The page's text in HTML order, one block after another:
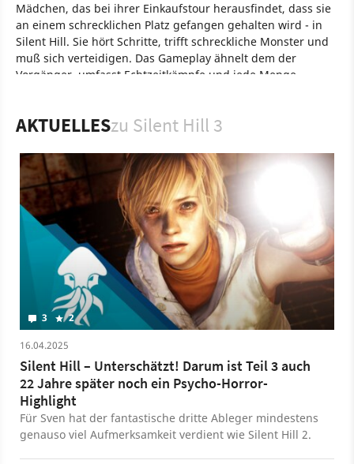
Mädchen, das bei ihrer Einkaufstour herausfindet, dass sie
an einem schrecklichen Platz gefangen gehalten wird - in
Silent Hill. Sie hört Schritte, trifft schreckliche Monster und
muß sich verteidigen. Das Gameplay ähnelt dem der
Vorgänger, umfasst Echtzeitkämpfe und jede Menge
Spiel PC PlayStation 2 PlayStation
AKTUELLESzu Silent Hill 3
3 2
16.04.2025
Silent Hill – Unterschätzt! Darum ist Teil 3 auch
22 Jahre später noch ein Psycho-Horror-
Highlight
Für Sven hat der fantastische dritte Ableger mindestens
genauso viel Aufmerksamkeit verdient wie Silent Hill 2.